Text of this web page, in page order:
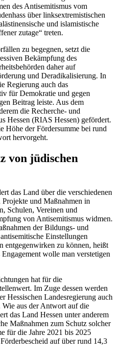
des Antisemitismus vom
über linksextremistischen
und islamistische
zutage“ treten.
zu begegnen, setzt die
Bekämpfung des
daher auf
und Deradikalisierung. In
Regierung auch das
für Demokratie und gegen
Beitrag leiste. Aus dem
die Recherche- und
Hessen (RIAS Hessen) gefördert.
Höhe der Fördersumme bei rund
hervorgeht.
von jüdischen
das Land über die verschiedenen
Projekte und Maßnahmen in
Schulen, Vereinen und
von Antisemitismus widmen.
der Bildungs- und
Einstellungen
entgegenwirken zu können, heißt
wolle man verstetigen
hat für die
Im Zuge dessen werden
Hessischen Landesregierung auch
aus der Antwort auf die
das Land Hessen unter anderem
Maßnahmen zum Schutz solcher
für die Jahre 2021 bis 2025
auf über rund 14,3